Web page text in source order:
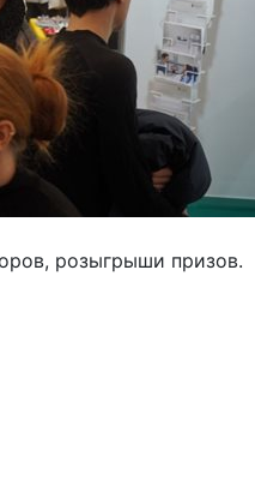
розыгрыши призов.